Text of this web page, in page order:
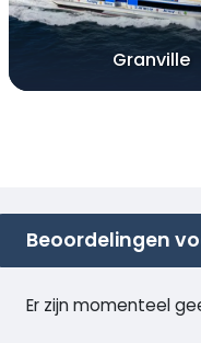
Granville
Beoordelingen
Er zijn momenteel